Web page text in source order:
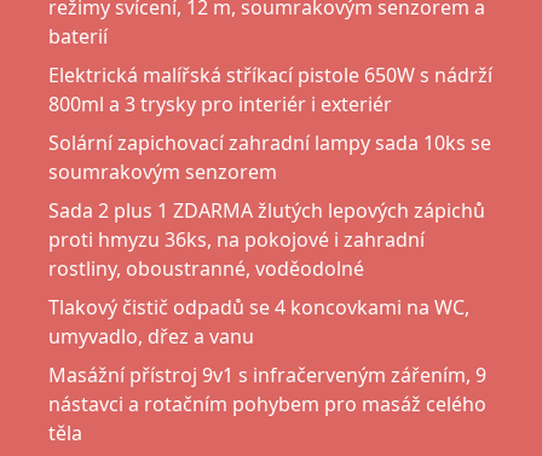
režimy svícení, 12 m, soumrakovým senzorem a
baterií
Elektrická malířská stříkací pistole 650W s nádrží
800ml a 3 trysky pro interiér i exteriér
Solární zapichovací zahradní lampy sada 10ks se
soumrakovým senzorem
Sada 2 plus 1 ZDARMA žlutých lepových zápichů
proti hmyzu 36ks, na pokojové i zahradní
rostliny, oboustranné, voděodolné
Tlakový čistič odpadů se 4 koncovkami na WC,
umyvadlo, dřez a vanu
Masážní přístroj 9v1 s infračerveným zářením, 9
nástavci a rotačním pohybem pro masáž celého
těla